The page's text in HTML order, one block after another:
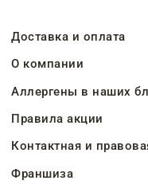
Доставка и оплата
О компании
Аллергены в наших
Правила акции
Контактная и
Франшиза